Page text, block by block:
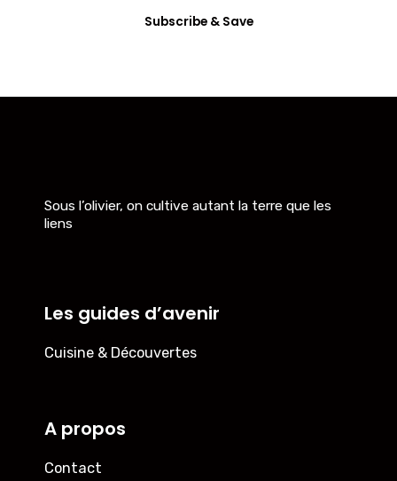
Subscribe & Save
Sous l’olivier, on cultive autant la terre que les
liens
Les guides d’avenir
Cuisine & Découvertes
A propos
Contact